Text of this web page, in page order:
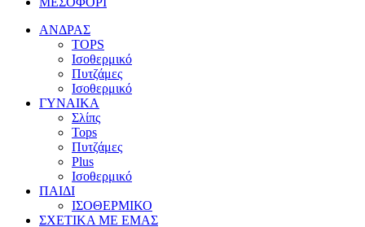
ΑΝΔΡΑΣ
TOPS
Ισοθερμικό
Πυτζάμες
Ισοθερμικό
ΓΥΝΑΙΚΑ
Σλίπς
Tops
Πυτζάμες
Plus
Ισοθερμικό
ΠΑΙΔΙ
ΙΣΟΘΕΡΜΙΚΟ
ΣΧΕΤΙΚΑ ΜΕ ΕΜΑΣ